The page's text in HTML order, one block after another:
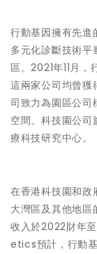
行動基因擁有先進
多元化診斷技術平
區。2021年11月
這兩家公司均曾獲
司致力為園區公司
空間。科技園公
療科技研究中心。
在香港科技園和
大灣區及其他地區
收入於2022財年
etics預計，行動